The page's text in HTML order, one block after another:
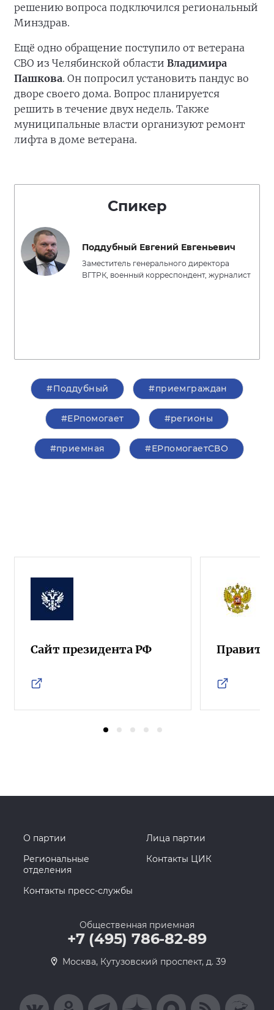
решению вопроса подключился региональный
Минздрав.
Ещё одно обращение поступило от ветерана
СВО из Челябинской области Владимира
Пашкова. Он попросил установить пандус во
дворе своего дома. Вопрос планируется
решить в течение двух недель. Также
муниципальные власти организуют ремонт
лифта в доме ветерана.
Спикер
Поддубный Евгений Евгеньевич
Заместитель генерального директора
ВГТРК, военный корреспондент, журналист
#Поддубный #приемграждан
#ЕРпомогает #регионы
#приемная #ЕРпомогаетСВО
Сайт президента РФ
О партии
Лица партии
Региональные
отделения
Контакты ЦИК
Контакты пресс-службы
Общественная приемная
+7 (495) 786-82-89
Москва, Кутузовский проспект, д. 39